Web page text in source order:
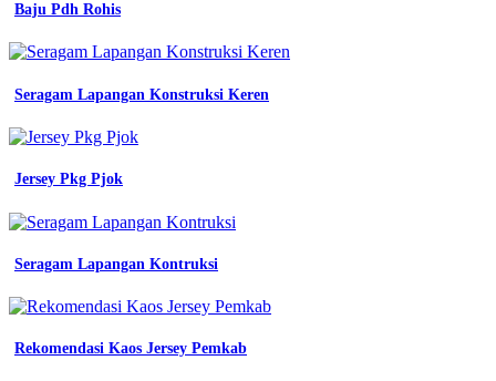
Baju Pdh Rohis
Seragam Lapangan Konstruksi Keren
Jersey Pkg Pjok
Seragam Lapangan Kontruksi
Rekomendasi Kaos Jersey Pemkab